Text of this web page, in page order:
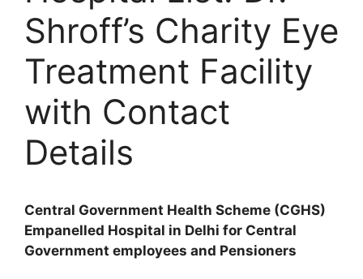
Shroff’s Charity Eye
Treatment Facility
with Contact
Details
Central Government Health Scheme (CGHS)
Empanelled Hospital in Delhi for Central
Government employees and Pensioners